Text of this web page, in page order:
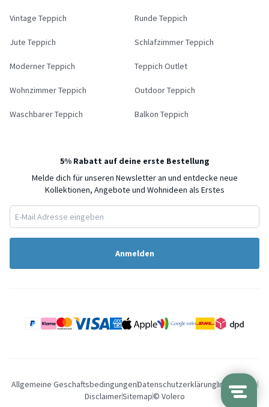
Vintage Teppich Runde Teppich
Jute Teppich Schlafzimmer Teppich
Moderner Teppich Teppich Outlet
Wohnzimmer Teppich Outdoor Teppich
Waschbarer Teppich Balkon Teppich
5% Rabatt auf deine erste Bestellung
Melde dich für unseren Newsletter an und entdecke neue
Kollektionen, Angebote und Wohnideen als Erstes
Anmelden
Allgemeine GeschaftsbedingungenDatenschutzerklärungImpressum
DisclaimerSitemap© Volero